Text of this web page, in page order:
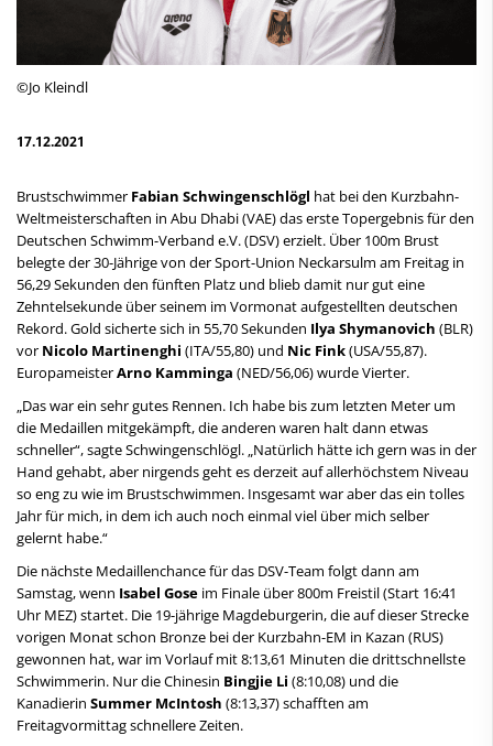
©Jo Kleindl
17.12.2021
Brustschwimmer Fabian Schwingenschlögl hat bei den Kurzbahn-
Weltmeisterschaften in Abu Dhabi (VAE) das erste Topergebnis für den
Deutschen Schwimm-Verband e.V. (DSV) erzielt. Über 100m Brust
belegte der 30-Jährige von der Sport-Union Neckarsulm am Freitag in
56,29 Sekunden den fünften Platz und blieb damit nur gut eine
Zehntelsekunde über seinem im Vormonat aufgestellten deutschen
Rekord. Gold sicherte sich in 55,70 Sekunden Ilya Shymanovich (BLR)
vor Nicolo Martinenghi (ITA/55,80) und Nic Fink(USA/55,87).
EuropameisterArno Kamminga (NED/56,06) wurde Vierter.
„Das war ein sehr gutes Rennen. Ich habe bis zum letzten Meter um
die Medaillen mitgekämpft, die anderen waren halt dann etwas
schneller“, sagte Schwingenschlögl. „Natürlich hätte ich gern was in der
Hand gehabt, aber nirgends geht es derzeit auf allerhöchstem Niveau
so eng zu wie im Brustschwimmen. Insgesamt war aber das ein tolles
Jahr für mich, in dem ich auch noch einmal viel über mich selber
gelernt habe.“
Die nächste Medaillenchance für das DSV-Team folgt dann am
Samstag, wenn Isabel Gose im Finale über 800m Freistil (Start 16:41
Uhr MEZ) startet. Die 19-jährige Magdeburgerin, die auf dieser Strecke
vorigen Monat schon Bronze bei der Kurzbahn-EM in Kazan (RUS)
gewonnen hat, war im Vorlauf mit 8:13,61 Minuten die drittschnellste
Schwimmerin. Nur die Chinesin Bingjie Li (8:10,08) und die
Kanadierin Summer McIntosh (8:13,37) schafften am
Freitagvormittag schnellere Zeiten.